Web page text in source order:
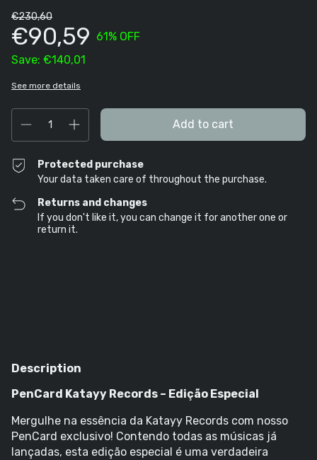
€230,60
€90,59 61% OFF
Save: €140,01
See more details
Protected purchase
Your data taken care of throughout the purchase.
Returns and changes
If you don't like it, you can change it for another one or
return it.
Description
PenCard Katayy Records – Edição Especial
Mergulhe na essência da Katayy Records com nosso
PenCard exclusivo! Contendo todas as músicas já
lançadas, esta edição especial é uma verdadeira